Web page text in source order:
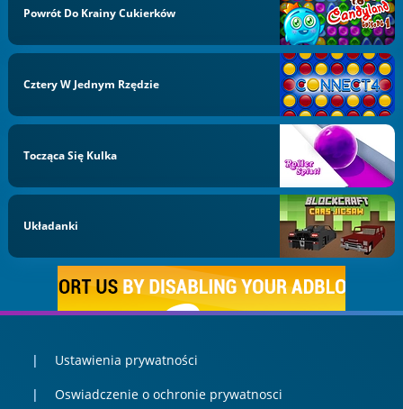
Powrót Do Krainy Cukierków
Cztery W Jednym Rzędzie
Tocząca Się Kulka
Układanki
Ustawienia prywatności
Oswiadczenie o ochronie prywatnosci